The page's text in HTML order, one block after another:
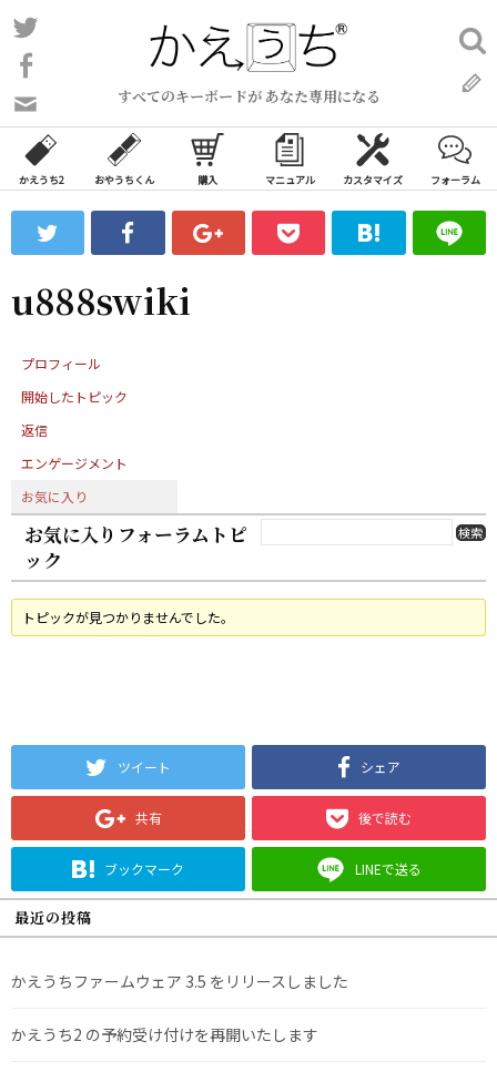
コ
ン
ン
ツ
ス
ッ
すべてのキーボードが あなた専用になる
い
合
わ
フ
ォ
ム
検
索:
かえうち2 おやうちくん 購入 マニュアル カスタマイズ フォーラム
u888swiki
プロフィール
開始したトピック
返信
エンゲージメント
お気に入り
お気に入りフォーラムトピ
ック
トピックが見つかりませんでした。
ツイート シェア
共有 後で読む
ブックマーク LINEで送る
最近の投稿
かえうちファームウェア 3.5 をリリースしました
かえうち2 の予約受け付けを再開いたします